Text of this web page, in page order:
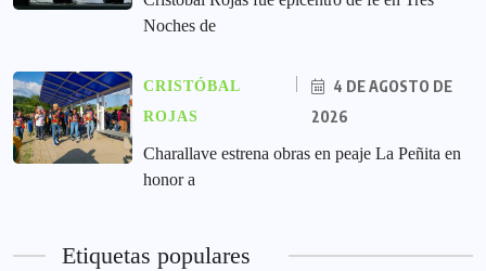
Noches de
CRISTÓBAL
ROJAS
4 DE AGOSTO DE
2026
Charallave estrena obras en peaje La Peñita en
honor a
Etiquetas populares